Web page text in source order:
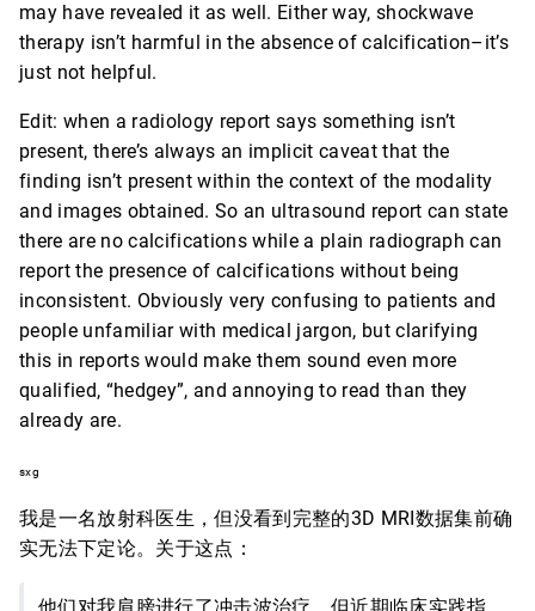
may have revealed it as well. Either way, shockwave
therapy isn’t harmful in the absence of calcification–it’s
just not helpful.
Edit: when a radiology report says something isn’t
present, there’s always an implicit caveat that the
finding isn’t present within the context of the modality
and images obtained. So an ultrasound report can state
there are no calcifications while a plain radiograph can
report the presence of calcifications without being
inconsistent. Obviously very confusing to patients and
people unfamiliar with medical jargon, but clarifying
this in reports would make them sound even more
qualified, “hedgey”, and annoying to read than they
already are.
sxg
我是一名放射科医生，但没看到完整的3D MRI数据集前确
实无法下定论。关于这点：